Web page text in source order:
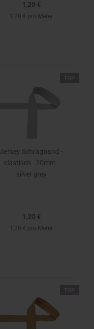
1,20 €
1,20 € pro Meter
Jersey Schrägband -
elastisch - 20mm -
silver grey
1,20 €
1,20 € pro Meter